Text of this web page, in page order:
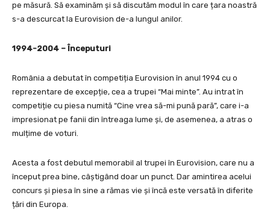
pe măsură. Să examinăm și să discutăm modul în care țara noastră
s-a descurcat la Eurovision de-a lungul anilor.
1994-2004 – Începuturi
România a debutat în competiția Eurovision în anul 1994 cu o
reprezentare de excepție, cea a trupei “Mai minte”. Au intrat în
competiție cu piesa numită “Cine vrea să-mi pună pară”, care i-a
impresionat pe fanii din întreaga lume și, de asemenea, a atras o
mulțime de voturi.
Acesta a fost debutul memorabil al trupei în Eurovision, care nu a
început prea bine, câștigând doar un punct. Dar amintirea acelui
concurs și piesa în sine a rămas vie și încă este versată în diferite
țări din Europa.